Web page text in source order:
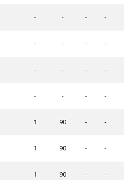
- - - -
- - - -
- - - -
- - - -
1 90 - -
1 90 - -
1 90 - -